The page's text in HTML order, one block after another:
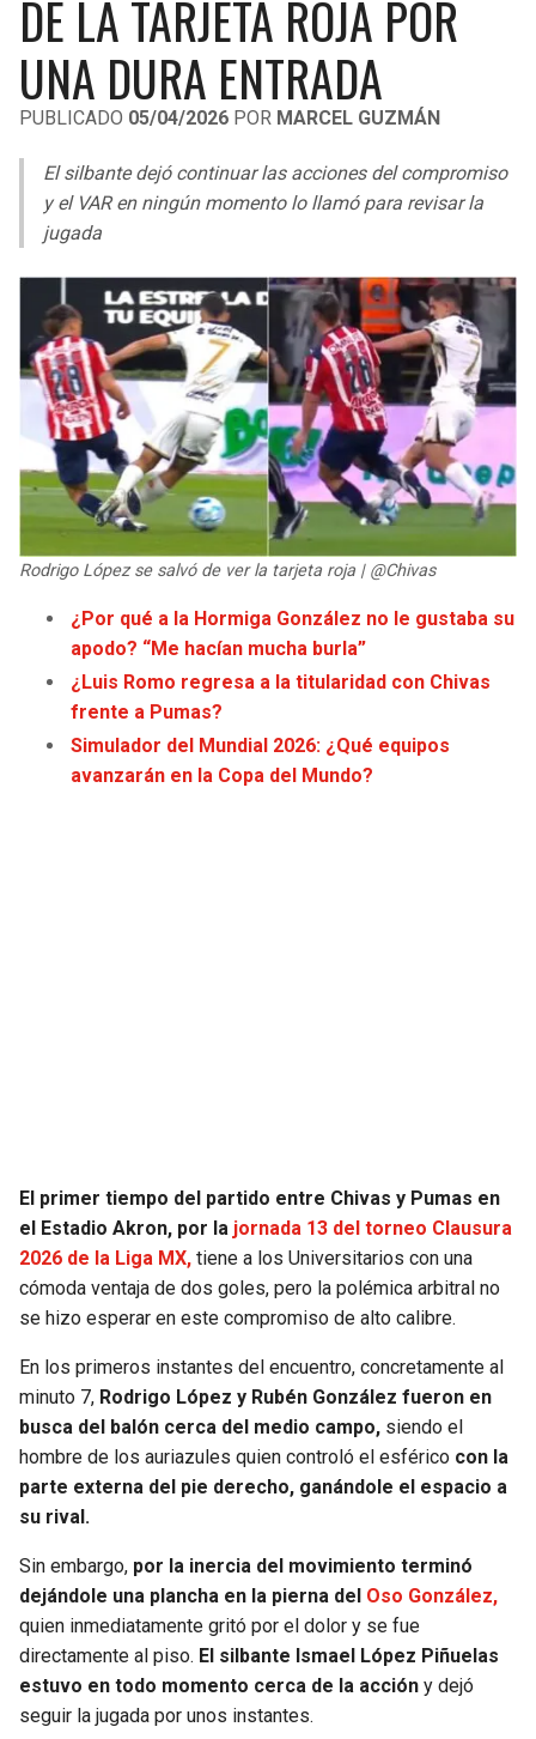
LIGA DE EXPANSIÓN MX
LEAGUES CUP
UEFA EUROPA LEAGUE
UEFA CONFERENCE LEAGUE
MLS
COPA LIBERTADORES
COPA SUDAMERICANA
OTRAS LIGAS
RAIDERS
CHARGERS
RAVENS
BENGALS
BROWNS
STEELERS
TEXANS
COLTS
JAGUARS
TITANS
COWBOYS
GIANTS
VIKINGS
FALCONS
PANTHERS
BUCCANEERS
CAVALIERS
PISTONS
PACERS
BUCKS
HAWKS
HORNETS
HEAT
MAGIC
WIZARDS
WARRIORS
CLIPPERS
LAKERS
THUNDER
TRAIL BLAZERS
JAZZ
DE LA TARJETA ROJA POR
UNA DURA ENTRADA
PUBLICADO 05/04/2026 POR MARCEL GUZMÁN
El silbante dejó continuar las acciones del compromiso
y el VAR en ningún momento lo llamó para revisar la
jugada
Rodrigo López se salvó de ver la tarjeta roja | @Chivas
¿Por qué a la Hormiga González no le gustaba su
apodo? “Me hacían mucha burla”
¿Luis Romo regresa a la titularidad con Chivas
frente a Pumas?
Simulador del Mundial 2026: ¿Qué equipos
avanzarán en la Copa del Mundo?
El primer tiempo del partido entre Chivas y Pumas en
el Estadio Akron, por la jornada 13 del torneo Clausura
2026 de la Liga MX, tiene a los Universitarios con una
cómoda ventaja de dos goles, pero la polémica arbitral no
se hizo esperar en este compromiso de alto calibre.
En los primeros instantes del encuentro, concretamente al
minuto 7, Rodrigo López y Rubén González fueron en
busca del balón cerca del medio campo, siendo el
hombre de los auriazules quien controló el esférico con la
parte externa del pie derecho, ganándole el espacio a
su rival.
Sin embargo, por la inercia del movimiento terminó
dejándole una plancha en la pierna del Oso González,
quien inmediatamente gritó por el dolor y se fue
directamente al piso. El silbante Ismael López Piñuelas
estuvo en todo momento cerca de la acción y dejó
seguir la jugada por unos instantes.